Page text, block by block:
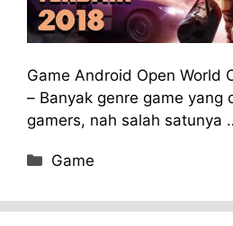
Game Android Open World
– Banyak genre game yang
gamers, nah salah satunya
Categories
Game